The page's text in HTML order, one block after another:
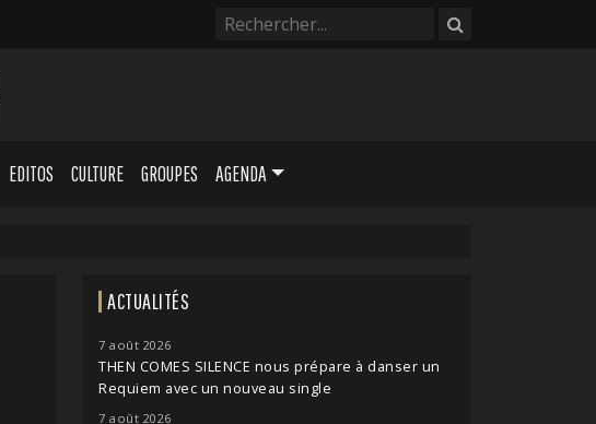
EDITOS CULTURE GROUPES AGENDA
ACTUALITÉS
7 août 2026
THEN COMES SILENCE nous prépare à danser un
Requiem avec un nouveau single
7 août 2026